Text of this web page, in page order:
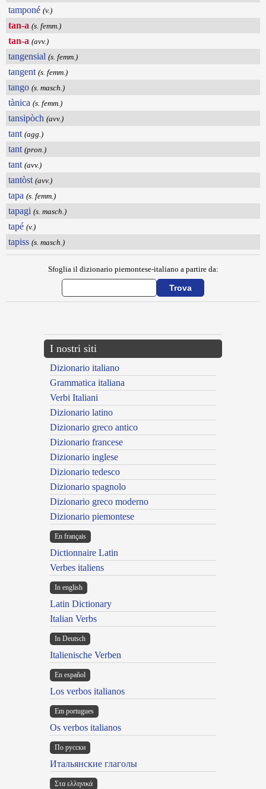
tamponé (v.)
tan-a (s. femm.)
tan-a (avv.)
tangensial (s. femm.)
tangent (s. femm.)
tango (s. masch.)
tànica (s. femm.)
tansipòch (avv.)
tant (agg.)
tant (pron.)
tant (avv.)
tantòst (avv.)
tapa (s. femm.)
tapagi (s. masch.)
tapé (v.)
tapiss (s. masch.)
Sfoglia il dizionario piemontese-italiano a partire da:
I nostri siti
Dizionario italiano
Grammatica italiana
Verbi Italiani
Dizionario latino
Dizionario greco antico
Dizionario francese
Dizionario inglese
Dizionario tedesco
Dizionario spagnolo
Dizionario greco moderno
Dizionario piemontese
En français
Dictionnaire Latin
Verbes italiens
In english
Latin Dictionary
Italian Verbs
In Deutsch
Italienische Verben
En español
Los verbos italianos
Em portugues
Os verbos italianos
По русски
Итальянские глаголы
Στα ελληνικά